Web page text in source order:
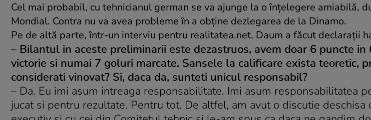
Cel mai probabil, cu tehnicianul german se va ajunge la o înţelegere amiabilă,
Mondial. Contra nu va avea probleme în a obţine dezlegarea de la Dinamo.
Pe de altă parte, într-un interviu pentru realitatea.net, Daum a făcut declarații
– Bilantul in aceste preliminarii este dezastruos, avem doar 6 puncte in
victorie si numai 7 goluri marcate. Sansele la calificare exista teoretic,
considerati vinovat? Si, daca da, sunteti unicul responsabil?
– Da. Eu imi asum intreaga responsabilitate. Imi asum responsabilitatea
jucat si pentru rezultate. Pentru tot. De altfel, am avut o discutie deschisa